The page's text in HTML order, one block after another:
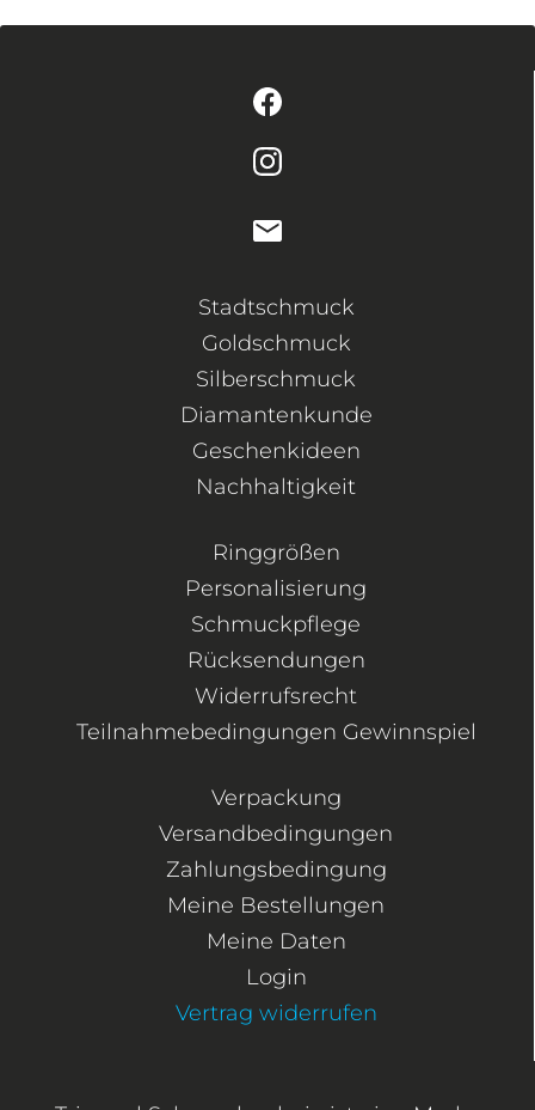
Stadtschmuck
Goldschmuck
Silberschmuck
Diamantenkunde
Geschenkideen
Nachhaltigkeit
Ringgrößen
Personalisierung
Schmuckpflege
Rücksendungen
Widerrufsrecht
Teilnahmebedingungen Gewinnspiel
Verpackung
Versandbedingungen
Zahlungsbedingung
Meine Bestellungen
Meine Daten
Login
Vertrag widerrufen